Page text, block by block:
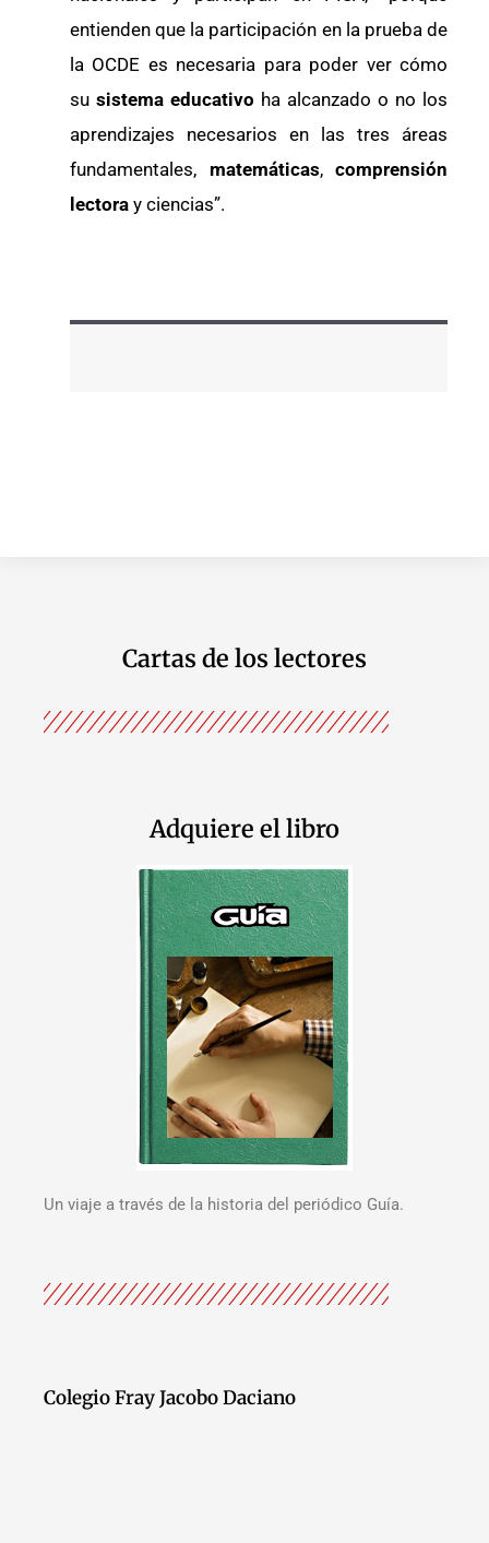
entienden que la participación en la prueba de
la OCDE es necesaria para poder ver cómo
su sistema educativo ha alcanzado o no los
aprendizajes necesarios en las tres áreas
fundamentales, matemáticas, comprensión
lectora y ciencias”.
Cartas de los lectores
Adquiere el libro
Un viaje a través de la historia del periódico Guía.
Colegio Fray Jacobo Daciano